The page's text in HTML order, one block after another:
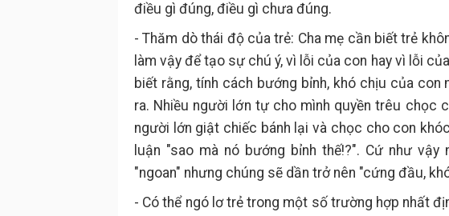
điều gì đúng, điều gì chưa đúng.
- Thăm dò thái độ của trẻ: Cha mẹ cần biết trẻ
làm vậy để tạo sự chú ý, vì lỗi của con hay vì lỗi
biết rằng, tính cách bướng bỉnh, khó chịu của
ra. Nhiều người lớn tự cho mình quyền trêu chọc
người lớn giật chiếc bánh lại và chọc cho con
luận "sao mà nó bướng bỉnh thế!?". Cứ như
"ngoan" nhưng chúng sẽ dần trở nên "cứng đầu,
- Có thể ngó lơ trẻ trong một số trường hợp nhất